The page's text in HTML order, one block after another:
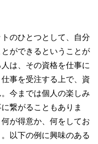
のひとつとして、自分
ができるということが
は、その資格を仕事に
事を受注する上で、資
今までは個人の楽しみ
繋がることもありま
が得意か、何をしてお
以下の例に興味のある